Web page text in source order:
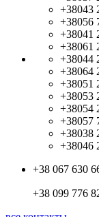
+38043
+38056
+38041
+38061
+38044
+38064
+38051
+38053
+38054
+38057
+38038
+38046
+38 067 630
+38 099 776